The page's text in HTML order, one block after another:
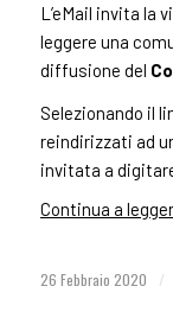
L’eMail invita la
leggere una
diffusione del
Selezionando il
reindirizzati ad
invitata a
Continua a
26 Febbraio 2020 /